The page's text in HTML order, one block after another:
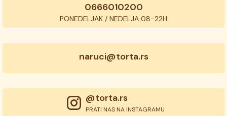
0666010200
PONEDELJAK / NEDELJA 08-22H
naruci@torta.rs
@torta.rs
PRATI NAS NA INSTAGRAMU